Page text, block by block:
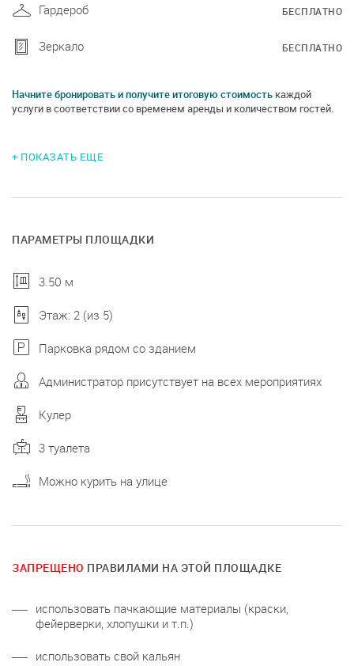
Гардероб БЕСПЛАТНО
Зеркало БЕСПЛАТНО
Начните бронировать и получите итоговую стоимость каждой
услуги в соответствии со временем аренды и количеством гостей.
+ ПОКАЗАТЬ ЕЩЕ
ПАРАМЕТРЫ ПЛОЩАДКИ
3.50 м
Этаж: 2 (из 5)
Парковка рядом со зданием
Администратор присутствует на всех мероприятиях
Кулер
3 туалета
Можно курить на улице
ЗАПРЕЩЕНО ПРАВИЛАМИ НА ЭТОЙ ПЛОЩАДКЕ
использовать пачкающие материалы (краски,
фейерверки, хлопушки и т.п.)
использовать свой кальян